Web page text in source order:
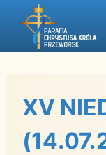
Przejdź
XV